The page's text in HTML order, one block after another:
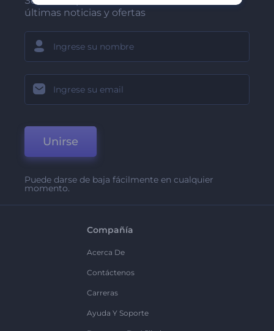
últimas noticias y ofertas
Unirse
Puede darse de baja fácilmente en cualquier
momento.
Compañía
Acerca De
Contáctenos
Carreras
Ayuda Y Soporte